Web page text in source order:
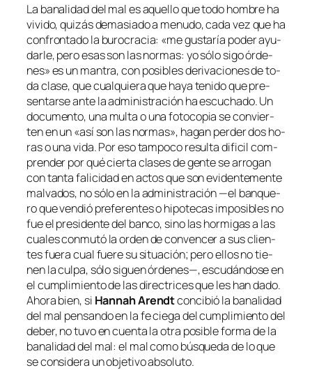
La ba­na­li­dad del mal es aque­llo que to­do hom­bre ha
vi­vi­do, qui­zás de­ma­sia­do a me­nu­do, ca­da vez que ha
con­fron­ta­do la bu­ro­cra­cia: «me gus­ta­ría po­der ayu­
dar­le, pe­ro esas son las nor­mas: yo só­lo si­go ór­de­
nes» es un man­tra, con po­si­bles de­ri­va­cio­nes de to­
da cla­se, que cual­quie­ra que ha­ya te­ni­do que pre­
sen­tar­se an­te la ad­mi­nis­tra­ción ha es­cu­cha­do. Un
do­cu­men­to, una mul­ta o una fo­to­co­pia se con­vier­
ten en un «así son las nor­mas», ha­gan per­der dos ho­
ras o una vi­da. Por eso tam­po­co re­sul­ta di­fi­cil com­
pren­der por qué cier­ta cla­ses de gen­te se arro­gan
con tan­ta fa­li­ci­dad en ac­tos que son evi­den­te­men­te
mal­va­dos, no só­lo en la ad­mi­nis­tra­ción —el ban­que­
ro que ven­dió pre­fe­ren­tes o hi­po­te­cas im­po­si­bles no
fue el pre­si­den­te del ban­co, sino las hor­mi­gas a las
cua­les con­mu­tó la or­den de con­ven­cer a sus clien­
tes fue­ra cual fue­re su si­tua­ción; pe­ro ellos no tie­
nen la cul­pa, só­lo si­guen ór­de­nes—, es­cu­dán­do­se en
el cum­pli­mien­to de las di­rec­tri­ces que les han da­do.
Ahora bien, si Hannah Arendtcon­ci­bió la ba­na­li­dad
del mal pen­san­do en la fe cie­ga del cum­pli­mien­to del
de­ber, no tu­vo en cuen­ta la otra po­si­ble for­ma de la
ba­na­li­dad del mal: el mal co­mo bús­que­da de lo que
se con­si­de­ra un ob­je­ti­vo absoluto.